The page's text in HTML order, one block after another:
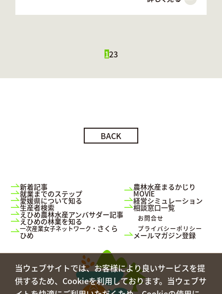
123
BACK
新着記事
就業までのステップ
愛媛県について知る
生産者検索
えひめ農林水産アンバサダー記事
えひめの林業を知る
一次産業女子ネットワーク・ さくら
ひめ
農林水産まるかじり
MOVIE
経営シミュレーション
相談窓口一覧
お問合せ
プライバシーポリシー
メールマガジン登録
当ウェブサイトでは、お客様により良いサービスを提
供するため、Cookieを利用しております。当ウェブサ